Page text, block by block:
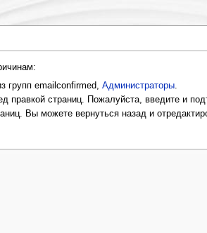
групп emailconfirmed, Администраторы.
правкой страниц. Пожалуйста, введите и
Вы можете вернуться назад и